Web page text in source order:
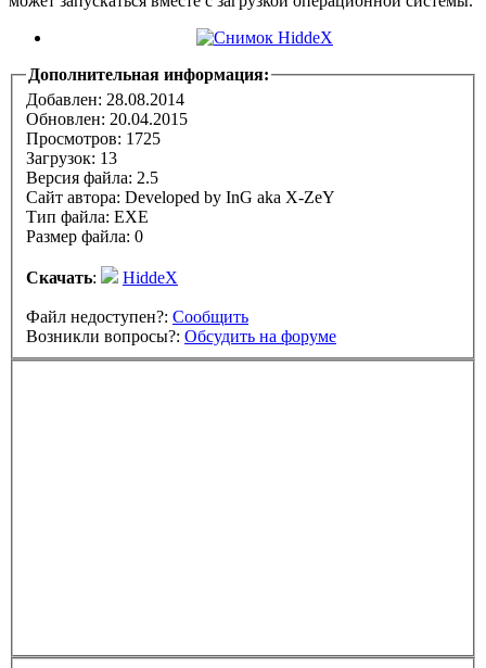
Дополнительная информация:
Добавлен: 28.08.2014
Обновлен: 20.04.2015
Просмотров: 1725
Загрузок: 13
Версия файла: 2.5
Сайт автора: Developed by InG aka X-ZeY
Тип файла: EXE
Размер файла: 0
Скачать: HiddeX
Файл недоступен?: Сообщить
Возникли вопросы?: Обсудить на форуме